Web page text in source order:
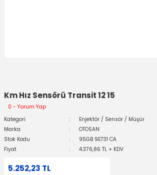
Km Hız Sensörü Transit 12 15
0 - Yorum Yap
Kategori
Enjektör / Sensör / Müşür
Marka
OTOSAN
Stok Kodu
95GB 9E731 CA
Fiyat
4.376,86 TL + KDV
5.252,23 TL